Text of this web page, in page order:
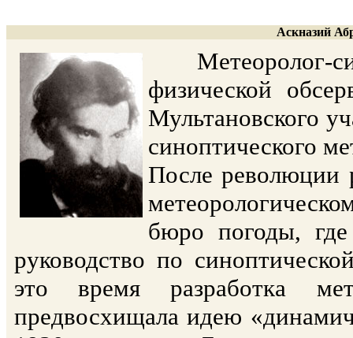
Аскназий
Метеоролог-
физической
Мультановского
синоптического
После революции
бюро погоды, где
руководство по
это время разработка
предвосхищала идею